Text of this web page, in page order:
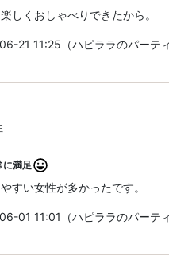
しくおしゃべりできたから。
21 11:25（ハピララのパーテ
に満足
すい女性が多かったです。
01 11:01（ハピララのパーテ